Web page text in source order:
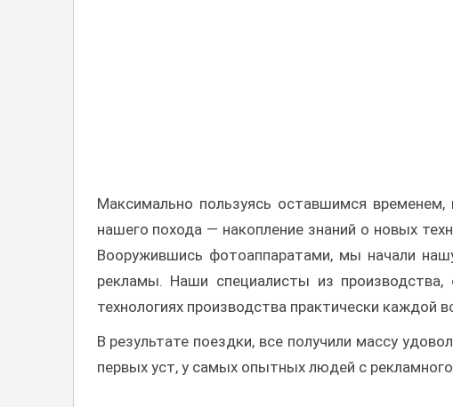
Максимально пользуясь оставшимся
нашего похода — накопление знаний о новых
Вооружившись фотоаппаратами, мы начали
рекламы. Наши специалисты из
технологиях производства практически каждой
В результате поездки, все получили массу
первых уст, у самых опытных людей с